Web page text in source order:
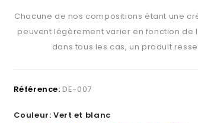
Chacune de nos compositions étant une
peuvent légèrement varier en fonction de
dans tous les cas, un produit
Référence: DE-007
Couleur: Vert et blanc